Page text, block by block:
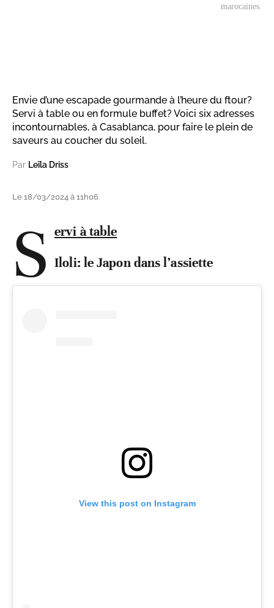
marocaines.
Envie d’une escapade gourmande à l’heure du ftour?
Servi à table ou en formule buffet? Voici six adresses
incontournables, à Casablanca, pour faire le plein de
saveurs au coucher du soleil.
Par Leïla Driss
Le 18/03/2024 à 11h06
S ervi à table
Iloli: le Japon dans l’assiette
View this post on Instagram